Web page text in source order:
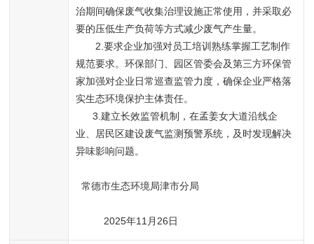
治期间确保废气收集治理设施正常使用，并采取必
要的压低生产负荷等方式减少废气产生量。
2.要求企业加强对员工培训熟练掌握工艺制作
规范要求。环保部门、园区管委会及第三方环保管
家加强对企业日常巡查监管力度，确保企业严格落
实生态环境保护主体责任。
3.建立长效监管机制，在孟姜女大道沿线企
业、居民区建设废气监测预警系统，及时发现解决
异味影响问题。
常德市生态环境局津市分局
2025年11月26日